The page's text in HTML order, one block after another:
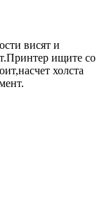
висят и
ищите со
холста